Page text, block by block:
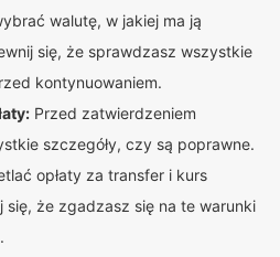
walutę, w jakiej ma ją
się, że sprawdzasz wszystkie
kontynuowaniem.
Przed zatwierdzeniem
szczegóły, czy są poprawne.
opłaty za transfer i kurs
się, że zgadzasz się na te warunki